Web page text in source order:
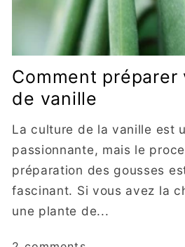
Comment préparer
de vanille
La culture de la vanille est
passionnante, mais le
préparation des gousses
fascinant. Si vous avez la
une plante de...